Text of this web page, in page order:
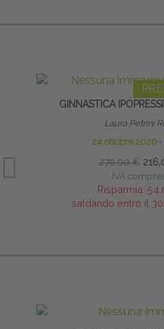
GINNASTICA
Laura Petrini
24 ottobre 2026 ∙
270,00 €
IVA
Risparmia:
saldando entro il